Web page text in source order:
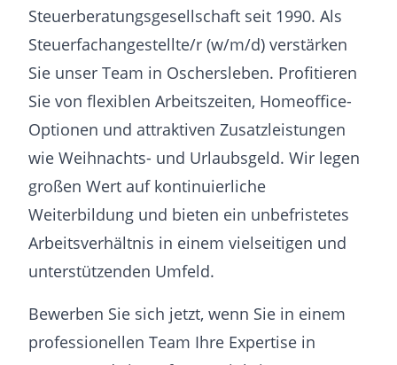
Steuerberatungsgesellschaft seit 1990. Als
Steuerfachangestellte/r (w/m/d) verstärken
Sie unser Team in Oschersleben. Profitieren
Sie von flexiblen Arbeitszeiten, Homeoffice-
Optionen und attraktiven Zusatzleistungen
wie Weihnachts- und Urlaubsgeld. Wir legen
großen Wert auf kontinuierliche
Weiterbildung und bieten ein unbefristetes
Arbeitsverhältnis in einem vielseitigen und
unterstützenden Umfeld.
Bewerben Sie sich jetzt, wenn Sie in einem
professionellen Team Ihre Expertise in